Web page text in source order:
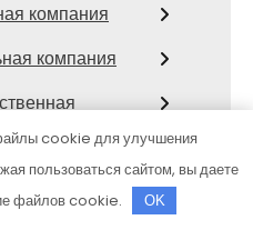
компания
компания
союз
cookie для улучшения
пользоваться сайтом, вы даете
файлов cookie.
OK